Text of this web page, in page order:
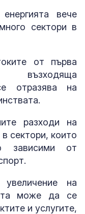
вече
сектори в
от първа
възходяща
отразява на
разходи на
сектори, които
зависими от
на
може да се
и услугите,